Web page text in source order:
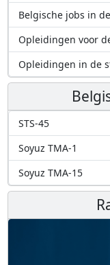
Belgische jobs in
Opleidingen voor
Opleidingen in de
STS-45
Soyuz TMA-1
Soyuz TMA-15